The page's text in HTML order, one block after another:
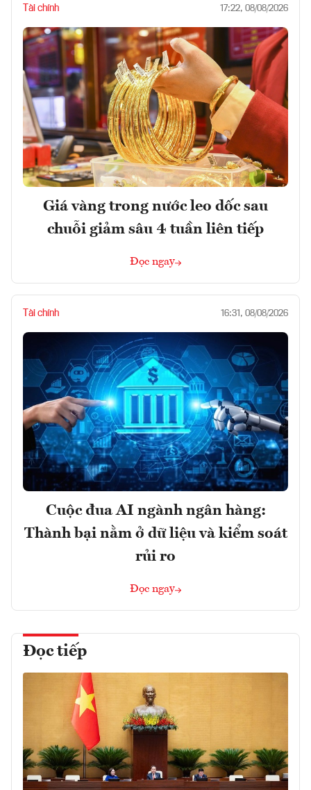
Tài chính 17:22, 08/08/2026
Giá vàng trong nước leo dốc sau
chuỗi giảm sâu 4 tuần liên tiếp
Đọc ngay
Tài chính 16:31, 08/08/2026
Cuộc đua AI ngành ngân hàng:
Thành bại nằm ở dữ liệu và kiểm soát
rủi ro
Đọc ngay
Đọc tiếp